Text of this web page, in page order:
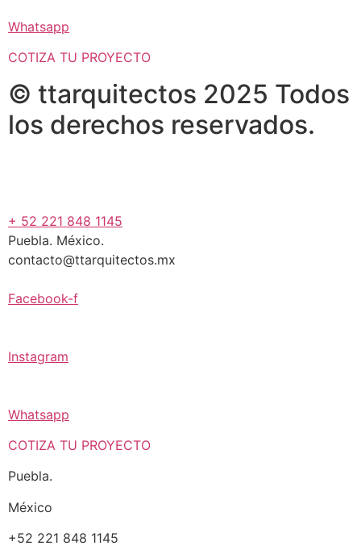
Whatsapp
COTIZA TU PROYECTO
© ttarquitectos 2025 Todos
los derechos reservados.
+ 52 221 848 1145
Puebla. México.
contacto@ttarquitectos.mx
Facebook-f
Instagram
Whatsapp
COTIZA TU PROYECTO
Puebla.
México
+52 221 848 1145